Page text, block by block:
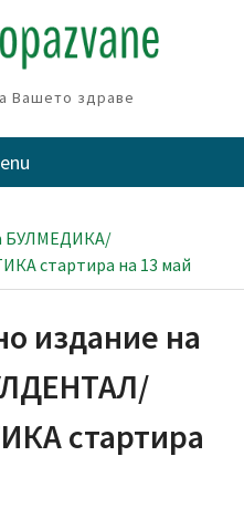
Вашето здраве
БУЛМЕДИКА/
стартира на 13 май
издание на
стартира